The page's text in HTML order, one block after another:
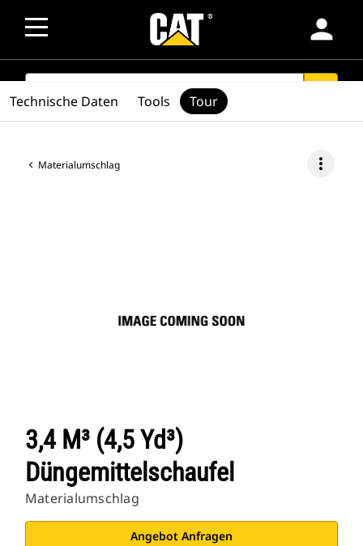
person
SEARCH
Materialumschlag more_vert
3,4 M³ (4,5 Yd³)
Düngemittelschaufel
Materialumschlag
Angebot Anfragen
Technische Daten Tools Tour